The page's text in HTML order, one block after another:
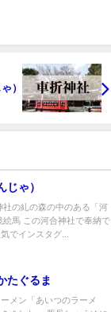
）
じゃ）
の糺の森の中のある「河
馬 この河合神社で奉納で
でインスタグ...
たぐるま
メン「あいつのラーメ